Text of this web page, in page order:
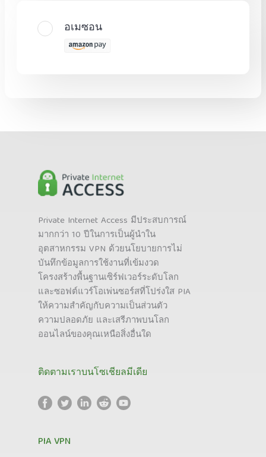
อเมซอน
Private Internet Access มีประสบการณ์
มากกว่า 10 ปีในการเป็นผู้นำใน
อุตสาหกรรม VPN ด้วยนโยบายการไม่
บันทึกข้อมูลการใช้งานที่เข้มงวด
โครงสร้างพื้นฐานเซิร์ฟเวอร์ระดับโลก
และซอฟต์แวร์โอเพ่นซอร์สที่โปร่งใส PIA
ให้ความสำคัญกับความเป็นส่วนตัว
ความปลอดภัย และเสรีภาพบนโลก
ออนไลน์ของคุณเหนือสิ่งอื่นใด
ติดตามเราบนโซเชียลมีเดีย
PIA VPN